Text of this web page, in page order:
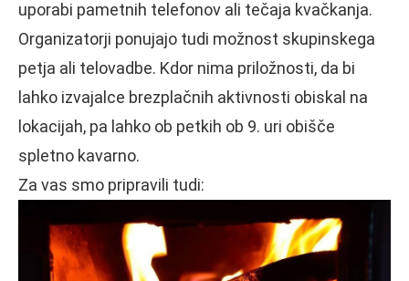
uporabi pametnih telefonov ali tečaja kvačkanja.
Organizatorji ponujajo tudi možnost skupinskega
petja ali telovadbe. Kdor nima priložnosti, da bi
lahko izvajalce brezplačnih aktivnosti obiskal na
lokacijah, pa lahko ob petkih ob 9. uri obišče
spletno kavarno.
Za vas smo pripravili tudi: